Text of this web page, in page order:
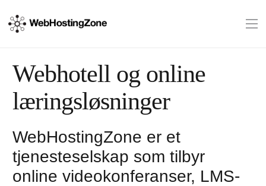
Webhotell og online
læringsløsninger
WebHostingZone er et
tjenesteselskap som tilbyr
online videokonferanser, LMS-